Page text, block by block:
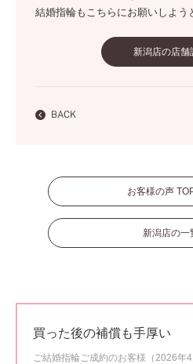
結婚指輪もこちらにお願いしよう
新潟店の店舗
BACK
お客様の声
新潟店の一
買った後の補償も手厚い
ご結婚指輪ご成約のお客様（2026年4